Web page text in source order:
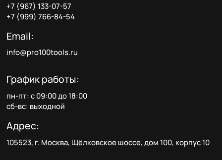
+7 (967) 133-07-57
+7 (999) 766-84-54
Email:
info@pro100tools.ru
График работы:
пн-пт: с 09:00 до 18:00
сб-вс: выходной
Адрес:
105523, г. Москва, Щёлковское шоссе, дом 100, корпус 10